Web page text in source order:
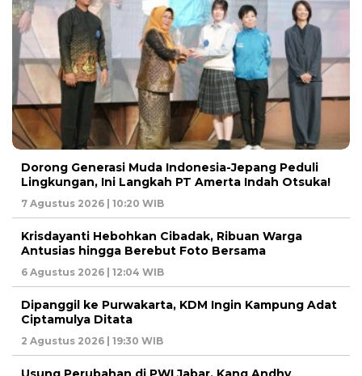
Dorong Generasi Muda Indonesia-Jepang Peduli
Lingkungan, Ini Langkah PT Amerta Indah Otsuka!
7 Agustus 2026 | 10:20 WIB
Krisdayanti Hebohkan Cibadak, Ribuan Warga
Antusias hingga Berebut Foto Bersama
6 Agustus 2026 | 12:04 WIB
Dipanggil ke Purwakarta, KDM Ingin Kampung Adat
Ciptamulya Ditata
2 Agustus 2026 | 19:30 WIB